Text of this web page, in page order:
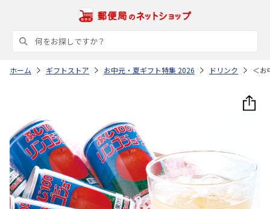
ホーム ギフトストア お中元・夏ギフト特集 2026 ドリンク ＜お